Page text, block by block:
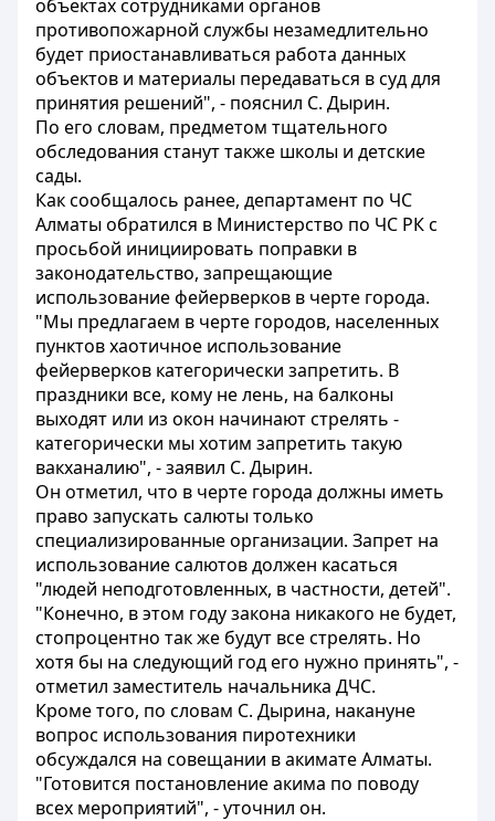
объектах сотрудниками органов
противопожарной службы незамедлительно
будет приостанавливаться работа данных
объектов и материалы передаваться в суд для
принятия решений", - пояснил С. Дырин.
По его словам, предметом тщательного
обследования станут также школы и детские
сады.
Как сообщалось ранее, департамент по ЧС
Алматы обратился в Министерство по ЧС РК с
просьбой инициировать поправки в
законодательство, запрещающие
использование фейерверков в черте города.
"Мы предлагаем в черте городов, населенных
пунктов хаотичное использование
фейерверков категорически запретить. В
праздники все, кому не лень, на балконы
выходят или из окон начинают стрелять -
категорически мы хотим запретить такую
вакханалию", - заявил С. Дырин.
Он отметил, что в черте города должны иметь
право запускать салюты только
специализированные организации. Запрет на
использование салютов должен касаться
"людей неподготовленных, в частности, детей".
"Конечно, в этом году закона никакого не будет,
стопроцентно так же будут все стрелять. Но
хотя бы на следующий год его нужно принять", -
отметил заместитель начальника ДЧС.
Кроме того, по словам С. Дырина, накануне
вопрос использования пиротехники
обсуждался на совещании в акимате Алматы.
"Готовится постановление акима по поводу
всех мероприятий", - уточнил он.